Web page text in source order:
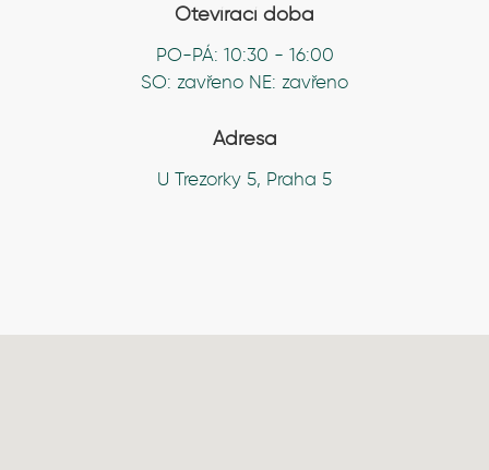
Otevírací doba
PO-PÁ: 10:30 - 16:00
SO: zavřeno NE: zavřeno
Adresa
U Trezorky 5, Praha 5